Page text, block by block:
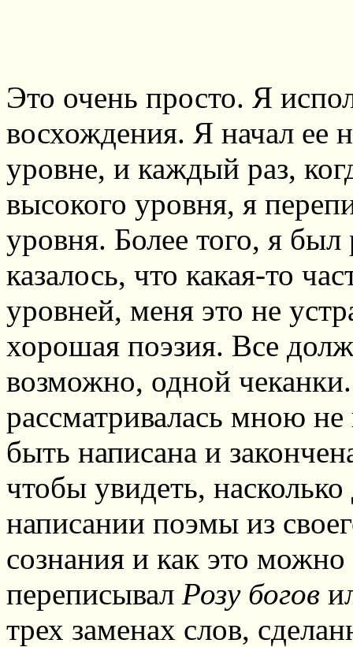
Это очень просто. Я
восхождения. Я начал ее
уровне, и каждый раз,
высокого уровня, я
уровня. Более того, я
казалось, что какая-то
уровней, меня это не
хорошая поэзия. Все
возможно, одной
рассматривалась мною
быть написана и
чтобы увидеть,
написании поэмы из
сознания и как это
переписывал Розу богов
трех заменах слов,